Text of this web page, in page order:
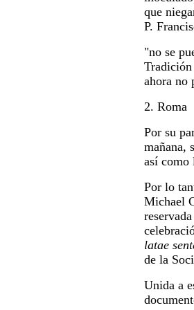
que
P.
"no se
Tradición
ahora no
2. Roma
Por su
mañana,
así como
Por lo
Michael
latae
de la
Unida a